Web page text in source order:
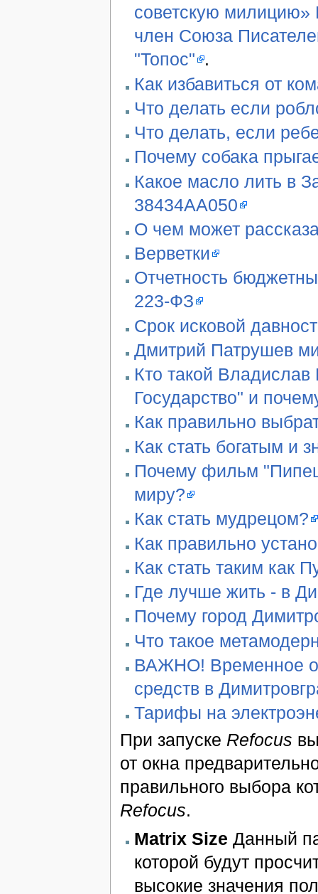
советскую
член Союза
"Топос" .
Как избавиться от
Что делать если
Что делать, если
Почему собака
Какое масло лить в
38434AA050
О чем может
Верветки
Отчетность
223-ФЗ
Срок исковой
Дмитрий Патрушев
Кто такой
Государство" и
Как правильно
Как стать богатым и
Почему фильм
миру?
Как стать мудрецом?
Как правильно
Как стать таким как
Где лучше жить - в
Почему город
Что такое
ВАЖНО! Временное
средств в
Тарифы на
При запуске Refocus
от окна
правильного выбора
Refocus.
Matrix Size Данный
которой будут
высокие значения